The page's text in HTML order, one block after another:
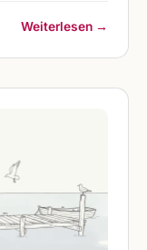
Weiterlesen →